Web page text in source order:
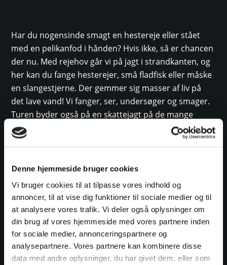
Denne hjemmeside bruger cookies
Vi bruger cookies til at tilpasse vores indhold og
annoncer, til at vise dig funktioner til sociale medier og til
at analysere vores trafik. Vi deler også oplysninger om
din brug af vores hjemmeside med vores partnere inden
for sociale medier, annonceringspartnere og
analysepartnere. Vores partnere kan kombinere disse
data med andre oplysninger, du har givet dem, eller som
Har du nogensinde smagt en hestereje eller stået
med en pelikanfod i hånden? Hvis ikke, så er chancen
der nu. Med rejehov går vi på jagt i strandkanten, og
her kan du fange hesterejer, små fladfisk eller måske
en slangestjerne. Der gemmer sig masser af liv på
det lave vand! Vi fanger, ser, undersøger og smager.
Turen byder også på en skattejagt på de mange
forskellige snegle og muslinger, ligesom vi vil prøve
kræfter med forskellige vadehavsspil.
Ta’ på tur med hele familien i Nationalpark
Vadehavet!
Praktisk:
Vi skal i vandet, så shorts eller badetøj er en fordel.